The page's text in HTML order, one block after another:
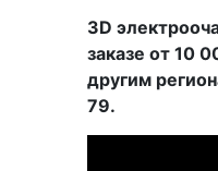
3D
заказе от 10
другим
79.